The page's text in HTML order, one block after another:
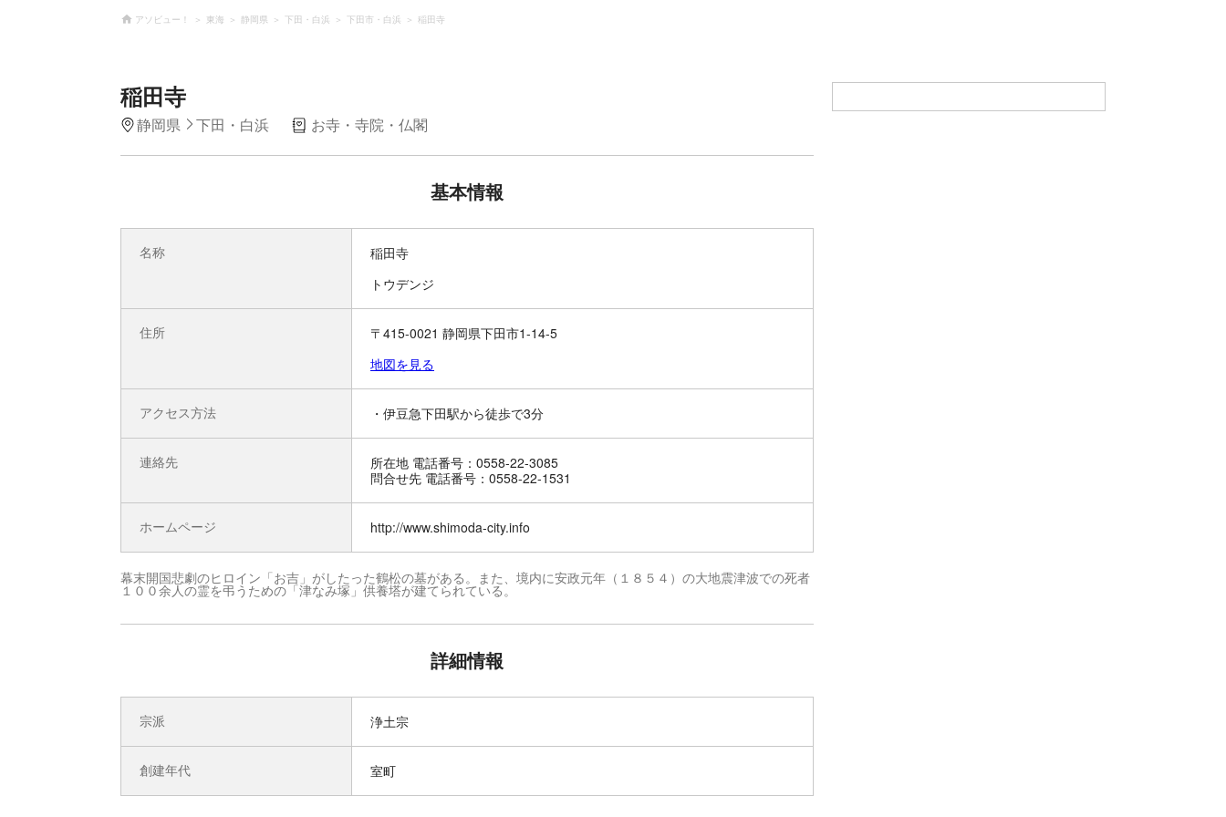
アソビュー！ 東海 静岡県 下田・白浜 下田市・白浜 稲田寺
稲田寺
静岡県 下田・白浜 お寺・寺院・仏閣
基本情報
名称
稲田寺
トウデンジ
住所
〒415-0021 静岡県下田市1-14-5
地図を見る
アクセス方法 ・伊豆急下田駅から徒歩で3分
連絡先
所在地 電話番号：0558-22-3085
問合せ先 電話番号：0558-22-1531
ホームページ http://www.shimoda-city.info
幕末開国悲劇のヒロイン「お吉」がしたった鶴松の墓がある。また、境内に安政元年（１８５４）の大地震津波での死者
１００余人の霊を弔うための「津なみ塚」供養塔が建てられている。
詳細情報
宗派 浄土宗
創建年代 室町